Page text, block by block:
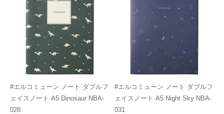
#エルコミューン ノート ダブルフ
ェイスノート A5 Dinosaur NBA-
028
#エルコミューン ノート ダブルフ
ェイスノート A5 Night Sky NBA-
031